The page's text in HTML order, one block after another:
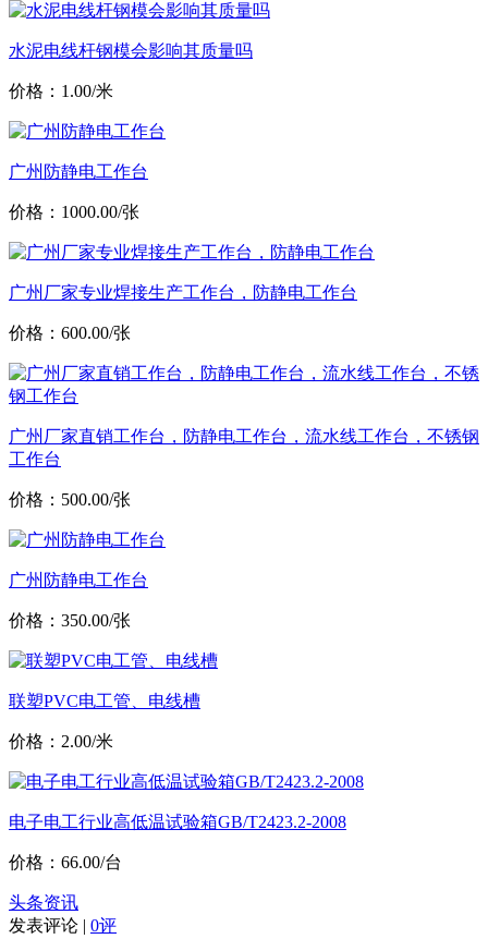
水泥电线杆钢模会影响其质量吗
价格：1.00/米
广州防静电工作台
价格：1000.00/张
广州厂家专业焊接生产工作台，防静电工作台
价格：600.00/张
广州厂家直销工作台，防静电工作台，流水线工作台，不锈钢
工作台
价格：500.00/张
广州防静电工作台
价格：350.00/张
联塑PVC电工管、电线槽
价格：2.00/米
电子电工行业高低温试验箱GB/T2423.2-2008
价格：66.00/台
头条资讯
发表评论 | 0评